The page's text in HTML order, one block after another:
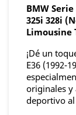
BMW Serie
325i 328i
Limousine
¡Dé un
E36 (1992-
originales y
deportivo